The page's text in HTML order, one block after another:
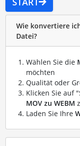
Wie konvertiere
Datei?
Wählen Sie die
möchten
Qualität oder
Klicken Sie auf
MOV zu WEBM
Laden Sie Ihre